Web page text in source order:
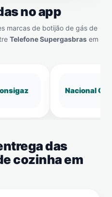
no app
marcas de botijão de gás de
Telefone Supergasbras em
Nacional Gás
das
cozinha em